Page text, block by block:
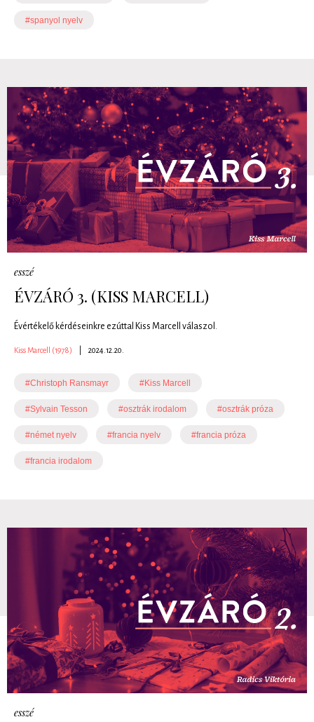
#spanyol nyelv
esszé
ÉVZÁRÓ 3. (KISS MARCELL)
Évértékelő kérdéseinkre ezúttal Kiss Marcell válaszol.
Kiss Marcell (1978) 2024.12.20.
#Christoph Ransmayr #Kiss Marcell
#Sylvain Tesson #osztrák irodalom #osztrák próza
#német nyelv #francia nyelv #francia próza
#francia irodalom
esszé